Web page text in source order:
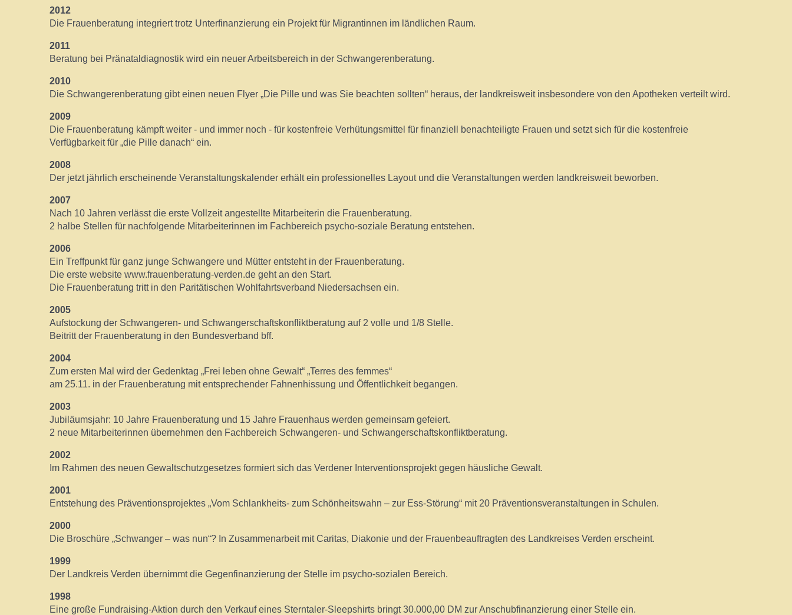
2012
Die Frauenberatung integriert trotz Unterfinanzierung ein Projekt für Migrantinnen im ländlichen Raum.
2011
Beratung bei Pränataldiagnostik wird ein neuer Arbeitsbereich in der Schwangerenberatung.
2010
Die Schwangerenberatung gibt einen neuen Flyer „Die Pille und was Sie beachten sollten“ heraus, der landkreisweit insbesondere von den Apotheken verteilt wird.
2009
Die Frauenberatung kämpft weiter - und immer noch - für kostenfreie Verhütungsmittel für finanziell benachteiligte Frauen und setzt sich für die kostenfreie
Verfügbarkeit für „die Pille danach“ ein.
2008
Der jetzt jährlich erscheinende Veranstaltungskalender erhält ein professionelles Layout und die Veranstaltungen werden landkreisweit beworben.
2007
Nach 10 Jahren verlässt die erste Vollzeit angestellte Mitarbeiterin die Frauenberatung.
2 halbe Stellen für nachfolgende Mitarbeiterinnen im Fachbereich psycho-soziale Beratung entstehen.
2006
Ein Treffpunkt für ganz junge Schwangere und Mütter entsteht in der Frauenberatung.
Die erste website www.frauenberatung-verden.de geht an den Start.
Die Frauenberatung tritt in den Paritätischen Wohlfahrtsverband Niedersachsen ein.
2005
Aufstockung der Schwangeren- und Schwangerschaftskonfliktberatung auf 2 volle und 1/8 Stelle.
Beitritt der Frauenberatung in den Bundesverband bff.
2004
Zum ersten Mal wird der Gedenktag „Frei leben ohne Gewalt“ „Terres des femmes“
am 25.11. in der Frauenberatung mit entsprechender Fahnenhissung und Öffentlichkeit begangen.
2003
Jubiläumsjahr: 10 Jahre Frauenberatung und 15 Jahre Frauenhaus werden gemeinsam gefeiert.
2 neue Mitarbeiterinnen übernehmen den Fachbereich Schwangeren- und Schwangerschaftskonfliktberatung.
2002
Im Rahmen des neuen Gewaltschutzgesetzes formiert sich das Verdener Interventionsprojekt gegen häusliche Gewalt.
2001
Entstehung des Präventionsprojektes „Vom Schlankheits- zum Schönheitswahn – zur Ess-Störung“ mit 20 Präventionsveranstaltungen in Schulen.
2000
Die Broschüre „Schwanger – was nun“? In Zusammenarbeit mit Caritas, Diakonie und der Frauenbeauftragten des Landkreises Verden erscheint.
1999
Der Landkreis Verden übernimmt die Gegenfinanzierung der Stelle im psycho-sozialen Bereich.
1998
Eine große Fundraising-Aktion durch den Verkauf eines Sterntaler-Sleepshirts bringt 30.000,00 DM zur Anschubfinanzierung einer Stelle ein.